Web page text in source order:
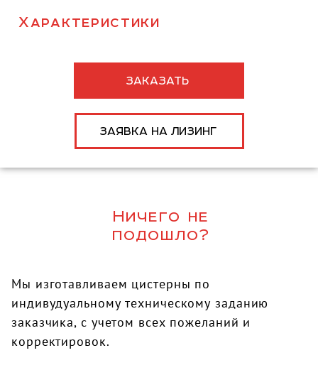
Характеристики
ЗАКАЗАТЬ
ЗАЯВКА НА ЛИЗИНГ
Ничего не
подошло?
Мы изготавливаем цистерны по
индивудуальному техническому заданию
заказчика, с учетом всех пожеланий и
корректировок.